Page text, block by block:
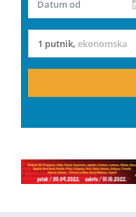
Datum od
1 putnik, ekonomska